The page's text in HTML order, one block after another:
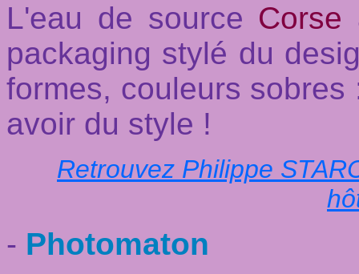
L'eau de source Corse
packaging stylé du
formes, couleurs
avoir du style !
Retrouvez Philippe
- Photomaton